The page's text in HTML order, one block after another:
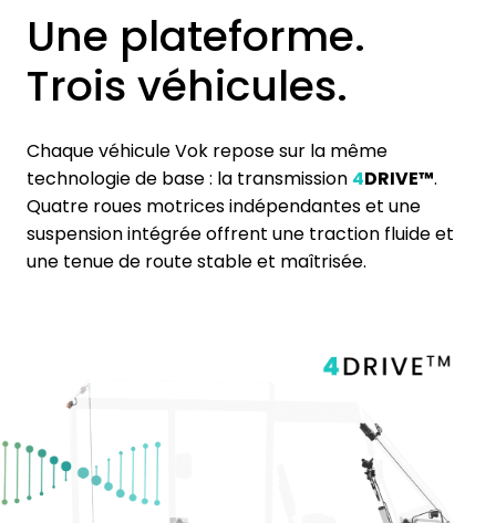
Une plateforme.
Trois véhicules.
Chaque véhicule Vok repose sur la même
technologie de base : la transmission 4DRIVE™.
Quatre roues motrices indépendantes et une
suspension intégrée offrent une traction fluide et
une tenue de route stable et maîtrisée.